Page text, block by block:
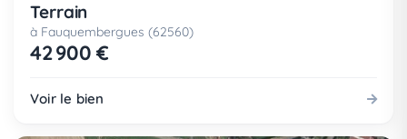
Terrain
à Fauquembergues (62560)
42 900 €
Voir le bien